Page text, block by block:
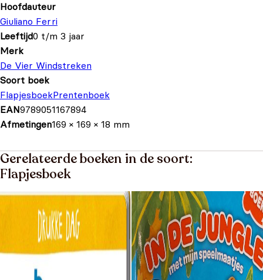
Hoofdauteur
Giuliano Ferri
Leeftijd0 t/m 3 jaar
Merk
De Vier Windstreken
Soort boek
FlapjesboekPrentenboek
EAN9789051167894
Afmetingen169 × 169 × 18 mm
Gerelateerde boeken in de soort:
Flapjesboek